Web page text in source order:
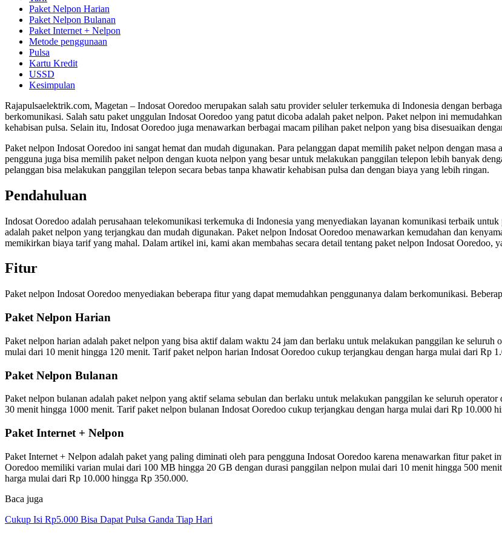
Paket Nelpon Harian
Paket Nelpon Bulanan
Paket Internet + Nelpon
Metode penggunaan
Pulsa
Kartu Kredit
USSD
Kesimpulan
Rajapulsaelektrik.com, Magetan – Indosat Ooredoo merupakan salah satu provider seluler terkemuka di Indonesia dengan
berkomunikasi. Salah satu paket unggulan Indosat Ooredoo yang patut dicoba adalah paket nelpon. Paket nelpon ini
kehabisan pulsa. Selain itu, Indosat Ooredoo juga menawarkan berbagai macam pilihan paket nelpon yang bisa disesuaikan
Paket nelpon Indosat Ooredoo ini sangat hemat dan mudah digunakan. Para pelanggan dapat memilih paket nelpon dengan
pengguna juga bisa memilih paket nelpon dengan kuota nelpon yang besar untuk melakukan panggilan telepon lebih banyak
pelanggan bisa melakukan panggilan telepon secara bebas tanpa khawatir kehabisan pulsa dan dengan biaya yang lebih ringan.
Pendahuluan
Indosat Ooredoo adalah perusahaan telekomunikasi terkemuka di Indonesia yang menyediakan layanan komunikasi terbaik
adalah paket nelpon yang terjangkau dan mudah digunakan. Paket nelpon Indosat Ooredoo menawarkan kemudahan dan
memikirkan biaya tarif yang mahal. Dalam artikel ini, kami akan membahas secara detail tentang paket nelpon Indosat Ooredoo,
Fitur
Paket nelpon Indosat Ooredoo menyediakan beberapa fitur yang dapat memudahkan penggunanya dalam berkomunikasi.
Paket Nelpon Harian
Paket nelpon harian adalah paket nelpon yang bisa aktif dalam waktu 24 jam dan berlaku untuk melakukan panggilan ke
mulai dari 10 menit hingga 120 menit. Tarif paket nelpon harian Indosat Ooredoo cukup terjangkau dengan harga mulai dari Rp
Paket Nelpon Bulanan
Paket nelpon bulanan adalah paket nelpon yang aktif selama sebulan dan berlaku untuk melakukan panggilan ke seluruh
30 menit hingga 1000 menit. Tarif paket nelpon bulanan Indosat Ooredoo cukup terjangkau dengan harga mulai dari Rp 10.000
Paket Internet + Nelpon
Paket Internet + Nelpon adalah paket yang paling diminati oleh para pengguna Indosat Ooredoo karena menawarkan fitur paket
Ooredoo memiliki varian mulai dari 100 MB hingga 20 GB dengan durasi panggilan nelpon mulai dari 10 menit hingga 500
harga mulai dari Rp 10.000 hingga Rp 350.000.
Baca juga
Cukup Isi Rp5.000 Bisa Dapat Pulsa Ganda Tiap Hari